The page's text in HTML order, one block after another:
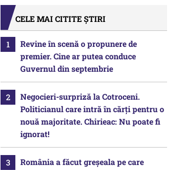
CELE MAI CITITE ȘTIRI
Revine în scenă o propunere de
premier. Cine ar putea conduce
Guvernul din septembrie
Negocieri-surpriză la Cotroceni.
Politicianul care intră în cărți pentru o
nouă majoritate. Chirieac: Nu poate fi
ignorat!
România a făcut greșeala pe care